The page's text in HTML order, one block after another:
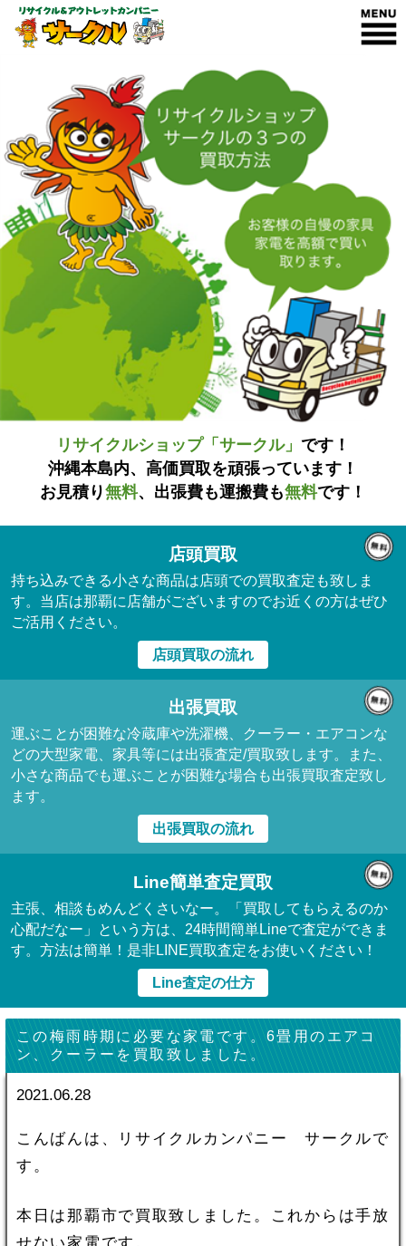
リサイクルショップ「サークル」 です！
沖縄本島内、高価買取を頑張っています！
お見積り無料、出張費も運搬費も無料です！
店頭買取
持ち込みできる小さな商品は店頭での買取査定も致しま
す。当店は那覇に店舗がございますのでお近くの方はぜひ
ご活用ください。
店頭買取の流れ
出張買取
運ぶことが困難な冷蔵庫や洗濯機、クーラー・エアコンな
どの大型家電、家具等には出張査定/買取致します。また、
小さな商品でも運ぶことが困難な場合も出張買取査定致し
ます。
出張買取の流れ
Line簡単査定買取
主張、相談もめんどくさいなー。「買取してもらえるのか
心配だなー」という方は、24時間簡単Lineで査定ができま
す。方法は簡単！是非LINE買取査定をお使いください！
Line査定の仕方
この梅雨時期に必要な家電です。6畳用のエアコ
ン、クーラーを買取致しました。
2021.06.28
こんばんは、リサイクルカンパニー サークルで
す。
本日は那覇市で買取致しました。これからは手放